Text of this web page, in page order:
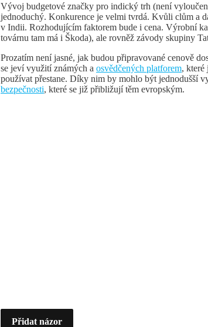
Vývoj budgetové značky pro indický trh (není
jednoduchý. Konkurence je velmi tvrdá. Kvůli clům a
v Indii. Rozhodujícím faktorem bude i cena. Výrobní
továrnu tam má i Škoda), ale rovněž závody skupiny
Prozatím není jasné, jak budou připravované cenově
se jeví využití známých a osvědčených platforem, které
používat přestane. Díky nim by mohlo být jednodušší
bezpečnosti, které se již přibližují těm evropským.
Přidat názor